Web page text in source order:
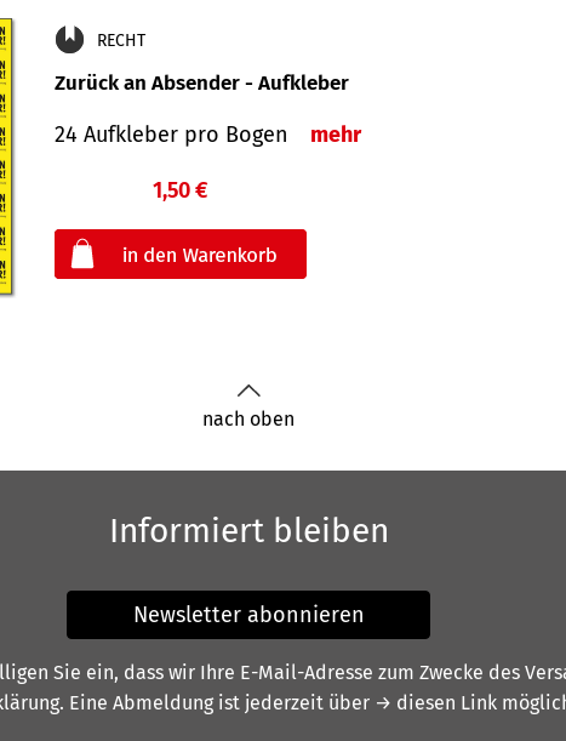
RECHT
Zurück an Absender - Aufkleber
24 Aufkleber pro Bogen mehr
1,50 €
nach oben
Informiert bleiben
Newsletter abonnieren
Sie ein, dass wir Ihre E-Mail-Adresse zum Zwecke des
. Eine Abmeldung ist jederzeit über → diesen Link